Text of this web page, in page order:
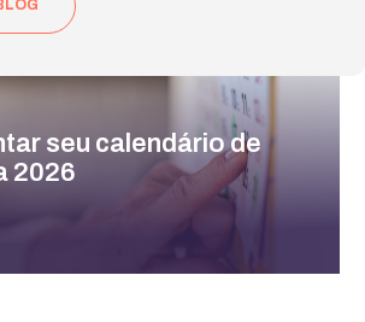
seu calendário de
2026